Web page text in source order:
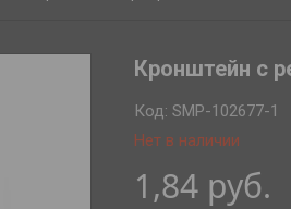
Кронштейн с
Нет в наличии
Код:SMP-102677-1
1,84 руб.